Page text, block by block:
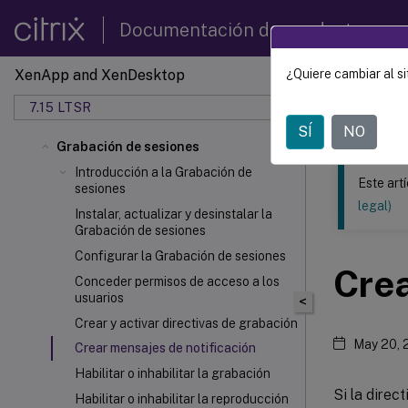
Documentación de productos
XenApp and XenDesktop
7.15 LTSR
Grabación de sesiones
Introducción a la Grabación de
sesiones
Instalar, actualizar y desinstalar la
Grabación de sesiones
Configurar la Grabación de sesiones
Conceder permisos de acceso a los
usuarios
Crear y activar directivas de grabación
Crear mensajes de notificación
Habilitar o inhabilitar la grabación
Habilitar o inhabilitar la reproducción
Este
<
Este
legal)
May 20,
Si la
¿Quiere cambiar al
SÍ NO